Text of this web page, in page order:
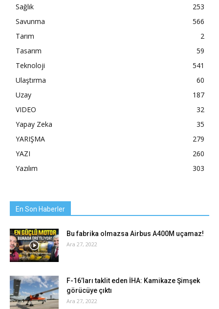
Sağlık
253
Savunma
566
Tarım
2
Tasarım
59
Teknoloji
541
Ulaştırma
60
Uzay
187
VIDEO
32
Yapay Zeka
35
YARIŞMA
279
YAZI
260
Yazılım
303
En Son Haberler
Bu fabrika olmazsa Airbus A400M uçamaz!
Ara 27, 2022
F-16’ları taklit eden İHA: Kamikaze Şimşek
görücüye çıktı
Ara 27, 2022